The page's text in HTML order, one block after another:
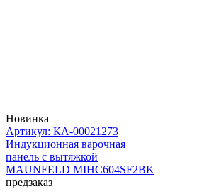
Новинка
Артикул: КА-00021273
Индукционная варочная
панель с вытяжкой
MAUNFELD MIHC604SF2BK
предзаказ